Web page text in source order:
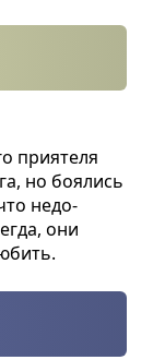
при­я­теля
но боя­лись
недо­
они